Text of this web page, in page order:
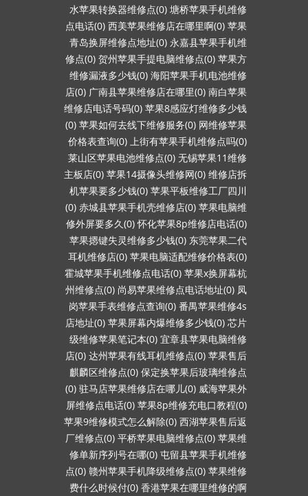
水苹果转换器维修点(0) 塘桥苹果手机维修
点电话(0) 西美苹果维修店在哪里啊(0) 苹果
青岛换屏维修点地址(0) 永嘉县苹果手机维
修点(0) 贺州苹果手提电脑维修点(0) 苹果方
维修漏液多少钱(0) 海阳苹果手机电池维修
店(0) 广南县苹果维修店在哪里(0) 南白苹果
维修店电话号码(0) 苹果8感应灯维修多少钱
(0) 苹果如何去线下维修服务(0) 网维修苹果
价格表查询(0) 上街有苹果手机维修点吗(0)
莱山区苹果电池维修点(0) 无锡苹果11维修
主板店(0) 苹果14摄像头维修网(0) 维修店拆
机苹果要多少钱(0) 苹果平板维修工厂四川
(0) 赤城县苹果手机壳维修店(0) 苹果电脑维
修外屏要多久(0) 怀化苹果8p维修店电话(0)
苹果摁键失灵维修多少钱(0) 东莞苹果二代
耳机维修店(0) 苹果电脑适配维修价格表(0)
霍城苹果手机维修点电话(0) 苹果x换屏幕杭
州维修点(0) 尚易苹果维修点电话地址(0) 凤
岗苹果手表维修点查询(0) 番禺苹果维修4s
店地址(0) 苹果屏幕内爆维修多少钱(0) 芯片
级维修苹果笔记本(0) 宜章县苹果电脑维修
店(0) 达州苹果有线耳机维修点(0) 苹果售后
麒麟区维修点(0) 保定换苹果后玻璃维修点
(0) 驻马店苹果维修店在哪儿(0) 威海苹果外
屏维修点电话(0) 苹果8p维修充电口教程(0)
苹果9维修模式怎么解除(0) 西湖苹果售后返
厂维修点(0) 平桥苹果电脑维修点(0) 苹果维
修单新序列号在哪(0) 屯留县苹果手机维修
点(0) 赣州苹果手机降级维修点(0) 苹果维修
费什么时候付(0) 香港苹果在哪里维修的啊